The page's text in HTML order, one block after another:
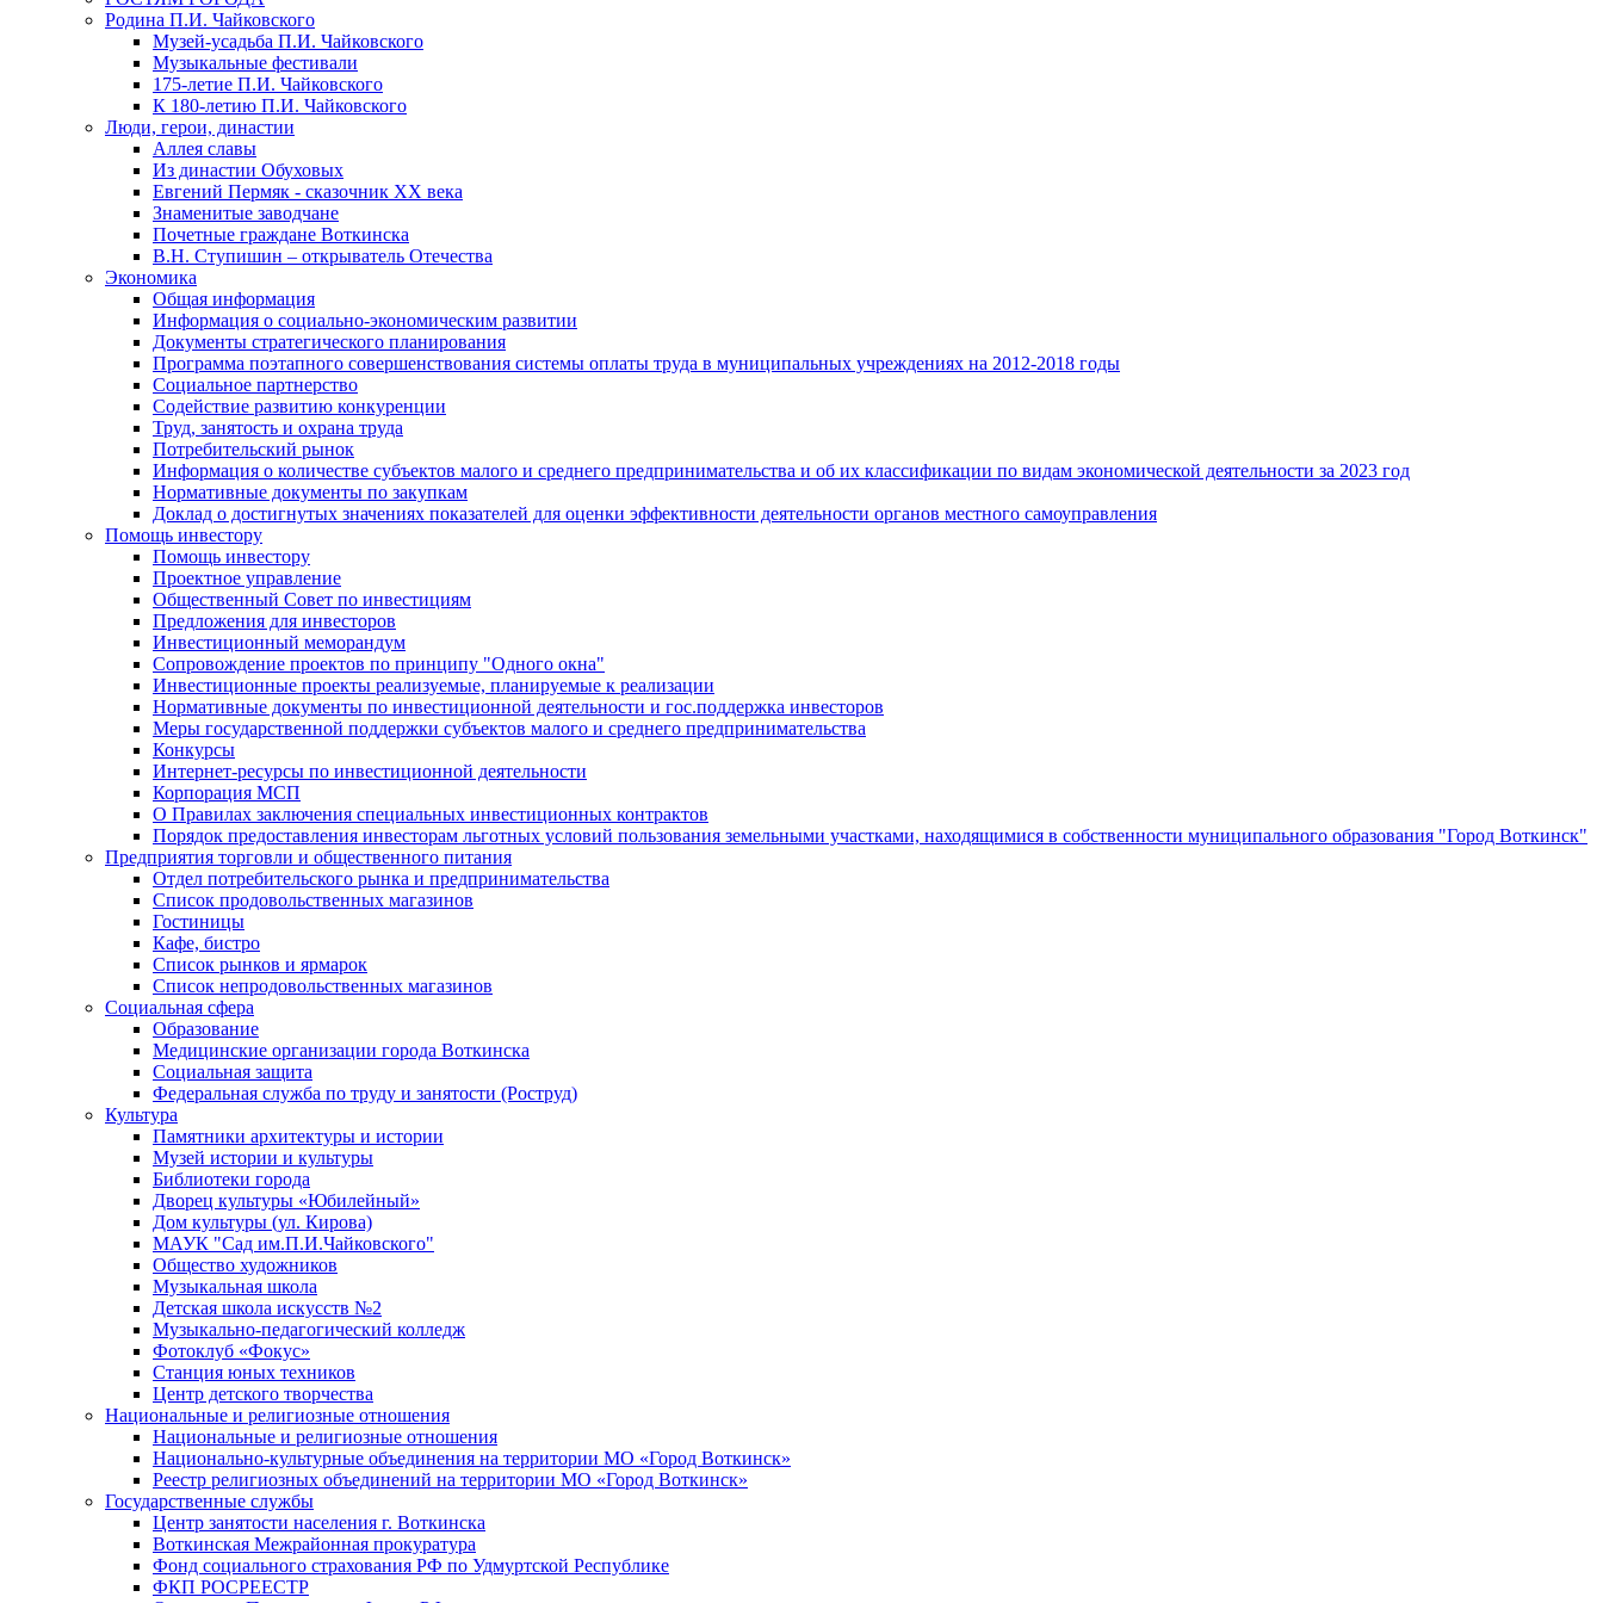
Родина П.И. Чайковского
Музей-усадьба П.И. Чайковского
Музыкальные фестивали
175-летие П.И. Чайковского
К 180-летию П.И. Чайковского
Люди, герои, династии
Аллея славы
Из династии Обуховых
Евгений Пермяк - сказочник XX века
Знаменитые заводчане
Почетные граждане Воткинска
В.Н. Ступишин – открыватель Отечества
Экономика
Общая информация
Информация о социально-экономическим развитии
Документы стратегического планирования
Программа поэтапного совершенствования системы оплаты труда в муниципальных учреждениях на 2012-2018 годы
Социальное партнерство
Содействие развитию конкуренции
Труд, занятость и охрана труда
Потребительский рынок
Информация о количестве субъектов малого и среднего предпринимательства и об их классификации по видам экономической деятельности за 2023 год
Нормативные документы по закупкам
Доклад о достигнутых значениях показателей для оценки эффективности деятельности органов местного самоуправления
Помощь инвестору
Помощь инвестору
Проектное управление
Общественный Совет по инвестициям
Предложения для инвесторов
Инвестиционный меморандум
Сопровождение проектов по принципу "Oдного окна"
Инвестиционные проекты реализуемые, планируемые к реализации
Нормативные документы по инвестиционной деятельности и гос.поддержка инвесторов
Меры государственной поддержки субъектов малого и среднего предпринимательства
Конкурсы
Интернет-ресурсы по инвестиционной деятельности
Корпорация МСП
О Правилах заключения специальных инвестиционных контрактов
Порядок предоставления инвесторам льготных условий пользования земельными участками, находящимися в собственности муниципального образования "Город Воткинск"
Предприятия торговли и общественного питания
Отдел потребительского рынка и предпринимательства
Список продовольственных магазинов
Гостиницы
Кафе, бистро
Cписок рынков и ярмарок
Список непродовольственных магазинов
Социальная сфера
Образование
Медицинские организации города Воткинска
Социальная защита
Федеральная служба по труду и занятости (Роструд)
Культура
Памятники архитектуры и истории
Музей истории и культуры
Библиотеки города
Дворец культуры «Юбилейный»
Дом культуры (ул. Кирова)
МАУК "Сад им.П.И.Чайковского"
Общество художников
Музыкальная школа
Детская школа искусств №2
Музыкально-педагогический колледж
Фотоклуб «Фокус»
Станция юных техников
Центр детского творчества
Национальные и религиозные отношения
Национальные и религиозные отношения
Национально-культурные объединения на территории МО «Город Воткинск»
Реестр религиозных объединений на территории МО «Город Воткинск»
Государственные службы
Центр занятости населения г. Воткинска
Воткинская Межрайонная прокуратура
Фонд социального страхования РФ по Удмуртской Республике
ФКП РОСРЕЕСТР